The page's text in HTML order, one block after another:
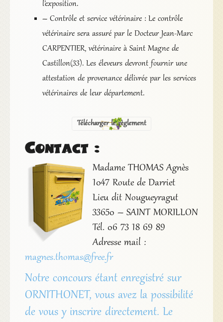
l’exposition.
– Contrôle et service vétérinaire : Le contrôle
vétérinaire sera assuré par le Docteur Jean-Marc
CARPENTIER, vétérinaire à Saint Magne de
Castillon(33). Les éleveurs devront fournir une
attestation de provenance délivrée par les services
vétérinaires de leur département.
Télécharger le règlement
Contact :
Madame THOMAS Agnès
1047 Route de Darriet
Lieu dit Nougueyragut
33650 – SAINT MORILLON
Tél. 06 73 18 69 89
Adresse mail :
magnes.thomas@free.fr
Notre concours étant enregistré sur
ORNITHONET, vous avez la possibilité
de vous y inscrire directement. Le